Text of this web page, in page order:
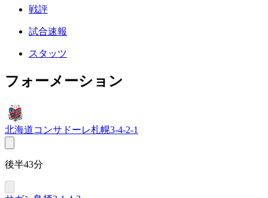
戦評
試合速報
スタッツ
フォーメーション
北海道コンサドーレ札幌3-4-2-1
後半43分